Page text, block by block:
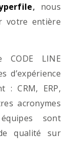
, nous
votre entière
CODE LINE
d’expérience
: CRM, ERP,
acronymes
sont
qualité sur